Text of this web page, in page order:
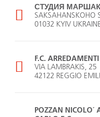
СТУДИЯ МАРШАК
SAKSAHANSKOHO
01032 KYIV
F.C.
VIA LAMBRAKIS, 25
42122 REGGIO
POZZAN NICOLO´